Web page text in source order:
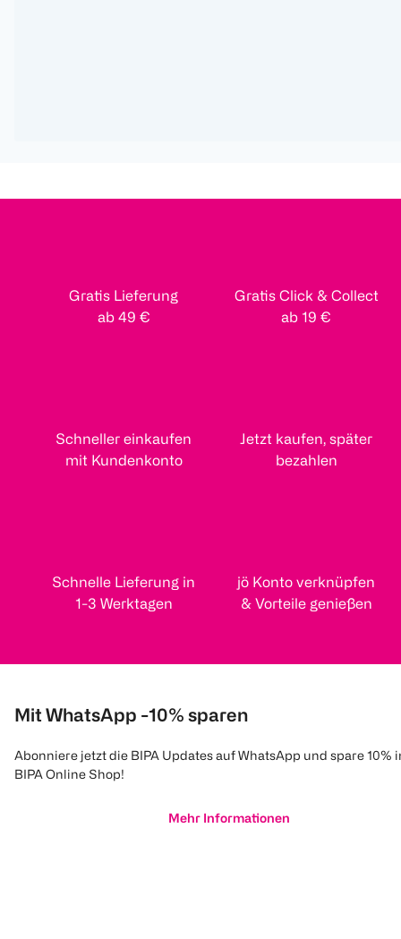
Gratis Lieferung
ab 49 €
Gratis Click & Collect
ab 19 €
Schneller einkaufen
mit Kundenkonto
Jetzt kaufen, später
bezahlen
Schnelle Lieferung in
1-3 Werktagen
jö Konto verknüpfen
& Vorteile genießen
Mit WhatsApp -10% sparen
Abonniere jetzt die BIPA Updates auf WhatsApp und spare 10%
BIPA Online Shop!
Mehr Informationen